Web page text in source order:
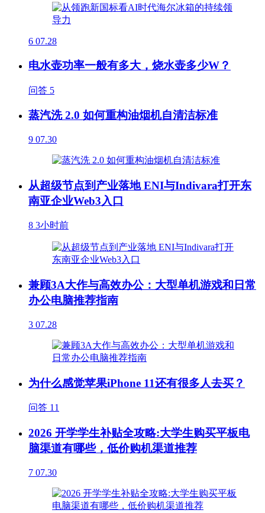
6 07.28
电水壶功率一般有多大，烧水壶多少W？
问答 5
蒸汽洗 2.0 如何重构油烟机自清洁标准
9 07.30
从超级节点到产业落地 ENI与Indivara打开东
南亚企业Web3入口
8 3小时前
兼顾3A大作与高效办公：大型单机游戏和日常
办公电脑推荐指南
3 07.28
为什么感觉苹果iPhone 11还有很多人去买？
问答 11
2026 开学学生补贴全攻略:大学生购买平板电
脑渠道有哪些，低价购机渠道推荐
7 07.30